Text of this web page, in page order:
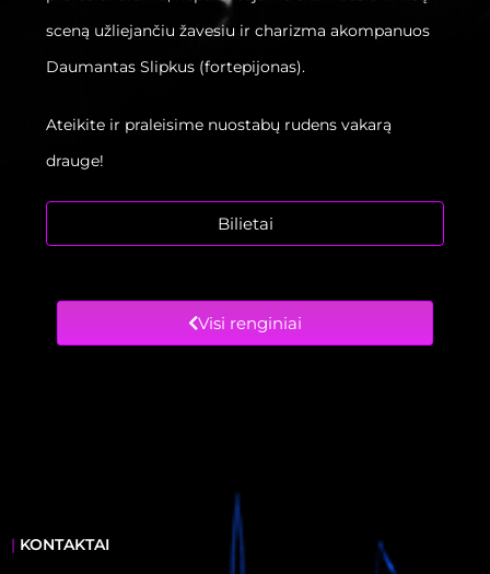
sceną užliejančiu žavesiu ir charizma akompanuos
Daumantas Slipkus (fortepijonas).
Ateikite ir praleisime nuostabų rudens vakarą
drauge!
Bilietai
Visi renginiai
| KONTAKTAI